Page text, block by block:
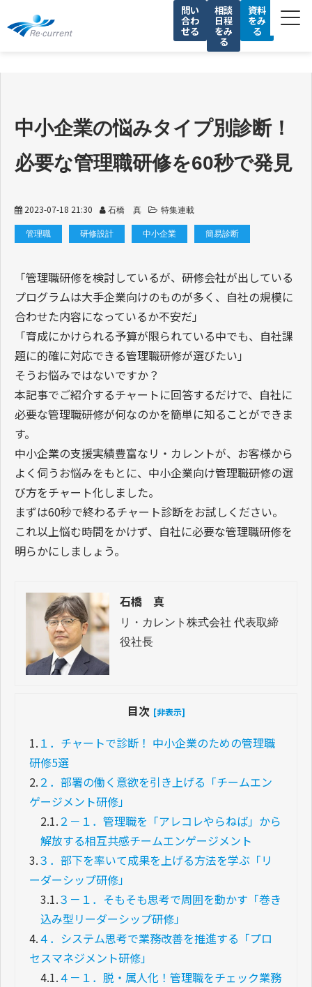
問い
合わ
せる
相談
日程
をみ
る
資料
をみ
る
セミナー
コラム
採用情報
中小企業の悩みタイプ別診断！
必要な管理職研修を60秒で発見
2023-07-18 21:30 石橋 真 特集連載
管理職 研修設計 中小企業 簡易診断
「管理職研修を検討しているが、研修会社が出している
プログラムは大手企業向けのものが多く、自社の規模に
合わせた内容になっているか不安だ」
「育成にかけられる予算が限られている中でも、自社課
題に的確に対応できる管理職研修が選びたい」
そうお悩みではないですか？
本記事でご紹介するチャートに回答するだけで、自社に
必要な管理職研修が何なのかを簡単に知ることができま
す。
中小企業の支援実績豊富なリ・カレントが、お客様から
よく伺うお悩みをもとに、中小企業向け管理職研修の選
び方をチャート化しました。
まずは60秒で終わるチャート診断をお試しください。
これ以上悩む時間をかけず、自社に必要な管理職研修を
明らかにしましょう。
石橋 真
リ・カレント株式会社 代表取締
役社長
目次 [非表示]
1. １．チャートで診断！ 中小企業のための管理職
研修5選
2.２．部署の働く意欲を引き上げる「チームエン
ゲージメント研修」
2.1.２－１．管理職を「アレコレやらねば」から
解放する相互共感チームエンゲージメント
3.３．部下を率いて成果を上げる方法を学ぶ「リ
ーダーシップ研修」
3.1.３－１．そもそも思考で周囲を動かす「巻き
込み型リーダーシップ研修」
4.４．システム思考で業務改善を推進する「プロ
セスマネジメント研修」
4.1.４－１．脱・属人化！管理職をチェック業務